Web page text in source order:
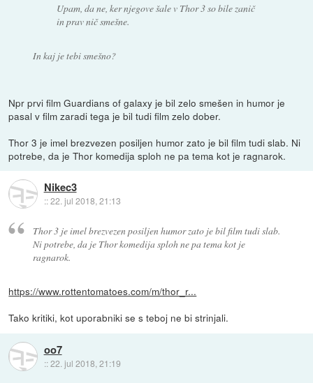
Upam, da ne, ker njegove šale v Thor 3 so bile zanič
in prav nič smešne.
In kaj je tebi smešno?
Npr prvi film Guardians of galaxy je bil zelo smešen in humor je
pasal v film zaradi tega je bil tudi film zelo dober.
Thor 3 je imel brezvezen posiljen humor zato je bil film tudi slab. Ni
potrebe, da je Thor komedija sploh ne pa tema kot je ragnarok.
Nikec3
::22. jul 2018, 21:13
Thor 3 je imel brezvezen posiljen humor zato je bil film tudi slab.
Ni potrebe, da je Thor komedija sploh ne pa tema kot je
ragnarok.
https://www.rottentomatoes.com/m/thor_r...
Tako kritiki, kot uporabniki se s teboj ne bi strinjali.
oo7
::22. jul 2018, 21:19